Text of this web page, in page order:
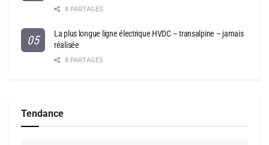
8 PARTAGES
La plus longue ligne électrique HVDC – transalpine – jamais
réalisée
8 PARTAGES
Tendance